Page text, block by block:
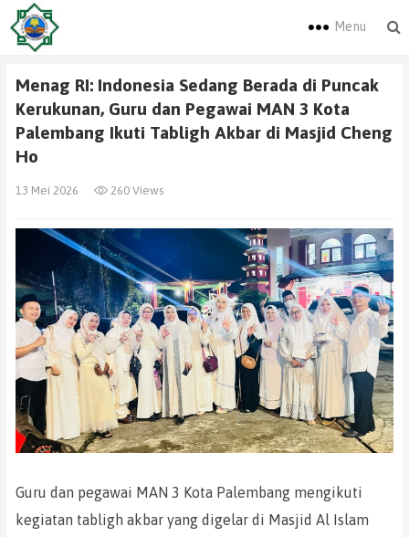
Menu
Menag RI: Indonesia Sedang Berada di Puncak
Kerukunan, Guru dan Pegawai MAN 3 Kota
Palembang Ikuti Tabligh Akbar di Masjid Cheng
Ho
13 Mei 2026 260 Views
Guru dan pegawai MAN 3 Kota Palembang mengikuti
kegiatan tabligh akbar yang digelar di Masjid Al Islam